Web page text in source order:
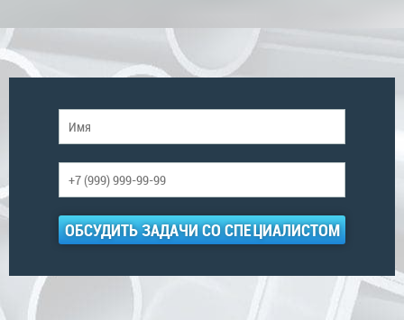
ОБСУДИТЬ ЗАДАЧИ СО СПЕЦИАЛИСТОМ